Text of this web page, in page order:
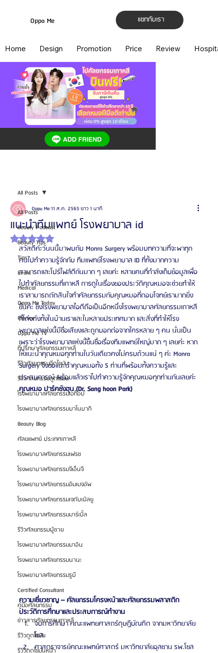
แชทกับเรา
Oppa Me
Home Design Promotion Price Review
All Posts
Beauty Podcast
Beauty Tips
Tips
Event
Medical
Oppa Me Today
Review
Oppa Me TV
ที่ปรึกษาศัลยกรรมเกาหลี
รีวิวศัลยกรรมฉีดไขมัน
รีวิวศัลยกรรมดูดไขมัน
โรงพยาบาลศัลยกรรมเอท็อป
โรงพยาบาลศัลยกรรมบาโนบากิ
Beauty Blog
ศัลยแพทย์ ประเทศเกาหลี
โรงพยาบาลศัลยกรรมเฟรช
โรงพยาบาลศัลยกรรมจีเอ็นจี
โรงพยาบาลศัลยกรรมอิมเมจอัพ
โรงพยาบาลศัลยกรรมเจดับเบิลยู
โรงพยาบาลศัลยกรรมมาร์เบิ้ล
รีวิวศัลยกรรมผู้ชาย
โรงพยาบาลศัลยกรรมมาอิน
โรงพยาบาลศัลยกรรมนานะ
โรงพยาบาลศัลยกรรมรูบี
Certified Consultant
คู่มือศัลยกรรม
ข่าวสารศัลยกรรมเกาหลี
รีวิวดูดไขมัน
รีวิวดูดไขมันหน้า
All Posts
แนะนำทีมแพทย์ โรงพยาบาล id
Oppa Me11 ส.ค. 2565 ยาว 1 นาที
ได้รับ NaN เต็ม 5 ดาว
สวัสดีค่ะวันนนี้มาพบกับ Monra Surgery พร้อมบทความที่จะพาทุก
คนไปทำความรู้จักกับ ทีมแพทย์โรงพยาบาล ID ที่ทั้งมากความ
สามารถและโปร์ไฟล์ดีกันมาก ๆ เลยค่ะ หลายคนที่กำลังเก็บข้อมูลเพื่อ
ไปทำศัลยกรรมที่เกาหลี การดูในเรื่องของประวัติคุณหมอจะช่วยทำให้
เราสามารถตัดสินใจทำศัลยกรรมกับคุณหมอที่ตอบโจทย์เรามากยิ่ง
ขึ้นค่ะ ซึ่งโรงพยาบาลไอดีถือเป็นอีกหนึ่งโรงพยาบาลศัลยกรรมเกาหลี
ที่โด่งดังทั้งในบ้านเราและในหลายประเทศมาก และสิ่งที่ทำให้โรง
พยาบาลแห่งนี้มีชื่อเสียงและถูกบอกต่อจากใครหลาย ๆ คน นั่นเป็น
เพราะว่าโรงพยาบาลแห่งนี้ขึ้นชื่อเรื่องทีมแพทย์ใหญ่มาก ๆ เลยค่ะ หาก
ให้แนะนำคุณหมอทุกท่านในวันเดียวคงไม่ครบถ้วนแน่ ๆ ค่ะ Monra
Surgery จึงขอแนะนำคุณหมอทั้ง 5 ท่านที่พร้อมทั้งความรู้และ
ประสบการณ์ พร้อมแล้วเราไปทำความรู้จักคุณหมอทุกท่านกันเลยค่ะ
คุณหมอ ปาร์คซังฮุน (Dr. Sang hoon Park)
ความเชี่ยวชาญ – ศัลยกรรมโครงหน้าและศัลยกรรมพลาสติก
ประวัติการศึกษาและประสบการณ์ทำงาน
จบการศึกษา คณะแพทยศาสตร์ดุษฎีบัณฑิต จากมหาวิทยาลัย
โซล
ศาสตราจารย์คณะแพทย์ศาสตร์ มหาวิทยาลัยอุลซาน รพ.โซล